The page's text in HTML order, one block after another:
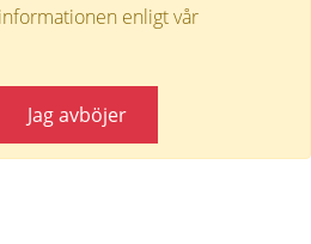
enligt vår
Jag avböjer